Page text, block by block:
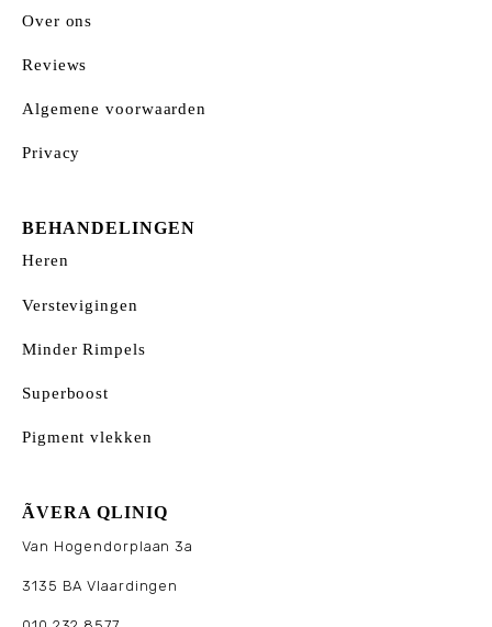
Over ons
Reviews
Algemene voorwaarden
Privacy
BEHANDELINGEN
Heren
Verstevigingen
Minder Rimpels
Superboost
Pigment vlekken
ÃVERA QLINIQ
Van Hogendorplaan 3a
3135 BA Vlaardingen